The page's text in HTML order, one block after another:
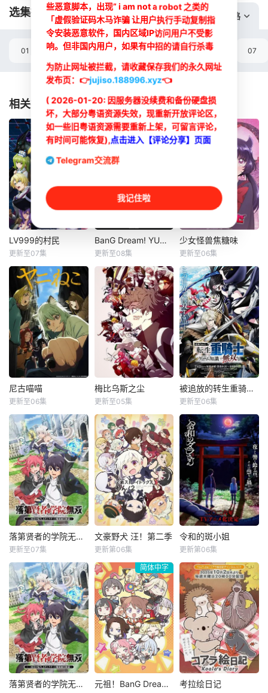
选集播放: 切换线路
选集
01 02 03 04 05 06 07
相关推荐
LV999的村民
东山奈央
江头宏哉
剑与魔法的世
界——艾斯克里
亚。在这个世界
里，人们生来就背
负着等级与既定使
命。战士、格斗
家、僧侣、魔法
师、盗贼、商人、
猎人、咒术师、国
而其中数量最多、
毫无力量、最弱小
的角色……“村民
LV999的村民
更新至07集
BanG Dream! YUME∞MITA
宫永野乃花
峰月律
「哔呀啊啊啊
啊——！！！」
为了乐团出道而
突然集结的团员
们！ 虽然每个
人都拥有耀眼夺目
的个性与实力，但
现在的她们根本无
法进行任何乐团活
孩，以及这个乐
团，究竟能不能顺
利存活下
BanG Dream! YUME∞MITA
更新至08集
少女怪兽焦糖味
梶田大嗣
关根明良
恋か、破壊か
――。原因不明の
病に悩まされてい
る女子高生・赤石
黒絵（クロエ）。
不器用で人との交
流を避けて生きて
きた彼女は、とあ
る出会いでクラス
汰に恋をする。少
女が恋心に気づい
たとき、
少女怪兽焦糖味
更新至06集
尼古喵喵
松冈美里
船户百合绘
尼古喵喵是只
超爱抽烟的废物兽
人！因为缺乏伦理
与卫生观念，不是
把烟头往窗外乱
丢，就是对人乱吐
口水，偶尔还会做
出一些违法乱纪的
事。幸好她身边有
猫以及好友猫作
伴，让她依旧能每
天吞云吐雾、
尼古喵喵
更新至06集
梅比乌斯之尘
千本木彩花
盐口量平
陨石坠落后的
第十年，由于巨大
结晶释放出的神秘
粒子“梅比乌斯之
尘”的影响，一部分
孩子获得了名为“拉
姆斯”的特殊能力。
这些特殊能力者由
于生存范围受到限
胜鹿镇”。为了排解
无法离开的烦闷
梅比乌斯之尘
更新至05集
被追放的转生重骑士用游戏知识开无双
若山诗音
阿部菜摘子
“重骑士”——
那是一个以防御为
主，吸引敌人攻击
以保护队友的职
业。然而，与其他
防御职业相比，其
性能缺乏灵活性，
攻击性能过低，导
致连等级都难以正
被称为超越了“不
幸”的“缺陷”职业。
出生
被追放的转生重骑士用游戏知识开无双
更新至06集
落第贤者的学院无双第二回转生，S等级作弊魔术师冒险记
小山内怜央
白石晴香
由绝望中转生的最
强贤者，到400年
后的世界一展外挂
威能！
落第贤者的学院无双第二回转生，S等级作弊魔术师冒险记
更新至07集
文豪野犬 汪！第二季
细谷佳正
樱井孝宏
欢迎来到以虚构都
市「横滨」为舞
台，一众如同疯跑
乱咬、四处乱窜的
迷途犬们，热热闹
闹、鸡飞狗跳的日
常世界！
文豪野犬 汪！第二季
更新第06集
令和的斑小姐
寺杣昌纪
津田美波
在某个古老村落的
遗址深处，那一片
禁止入内的区域
里，存在着被口口
相传为“窥之生厄、
亵之招祟”的“不可
触碰之
令和的斑小姐
更新第06集
落第贤者的学院无双 第二回转生，S等级作弊魔术师冒险记 落第贤者的学院无双 第二回转生，S等级作弊魔术师冒险记
简体中字
元祖！BanG Dream酱 元祖！BanG Dream酱 考拉绘日记
考拉绘日记
些恶意脚本，出现” i am not a robot 之类的
「虚假验证码木马诈骗 让用户执行手动复制指
令安装恶意软件，国内区域IP访问用户不受影
响。但非国内用户，如果有中招的请自行杀毒
为防止网址被拦截，请收藏保存我们的永久网址
发布页： 👉jujiso.188996.xyz👈
( 2026-01-20: 因服务器没续费和备份硬盘损
坏，大部分粤语资源失效，现重新开放评论区，
如一些旧粤语资源需要重新上架，可留言评论，
有时间可能恢复),点击进入【评论分享】页面
Telegram交流群
我记住啦